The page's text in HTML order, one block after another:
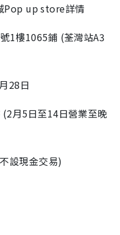
Pop up store詳情
1樓1065鋪 (荃灣站A3
28日
月5日至14日營業至晚
設現金交易)